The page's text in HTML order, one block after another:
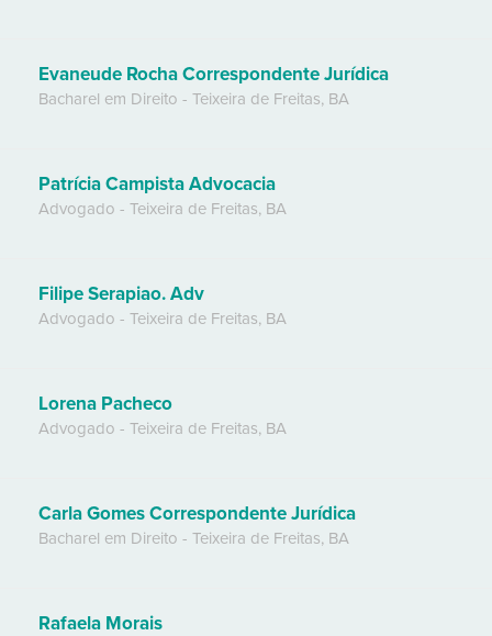
Evaneude Rocha Correspondente Jurídica
Bacharel em Direito - Teixeira de Freitas, BA
Patrícia Campista Advocacia
Advogado - Teixeira de Freitas, BA
Filipe Serapiao. Adv
Advogado - Teixeira de Freitas, BA
Lorena Pacheco
Advogado - Teixeira de Freitas, BA
Carla Gomes Correspondente Jurídica
Bacharel em Direito - Teixeira de Freitas, BA
Rafaela Morais